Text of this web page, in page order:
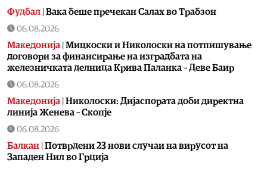
Фудбал Вака беше пречекан Салах во Трабзон
06.08.2026
Македонија Мицкоски и Николоски на потпишување
договори за финансирање на изградбата на
железничката делница Крива Паланка – Деве Баир
06.08.2026
Македонија Николоски: Дијаспората доби директна
линија Женева – Скопје
06.08.2026
Балкан Потврдени 23 нови случаи на вирусот на
Западен Нил во Грција